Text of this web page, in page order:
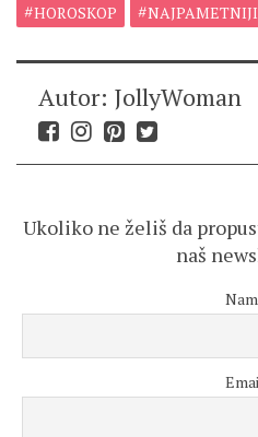
HOROSKOP
Autor: JollyWoman
Ukoliko ne želiš da
naš